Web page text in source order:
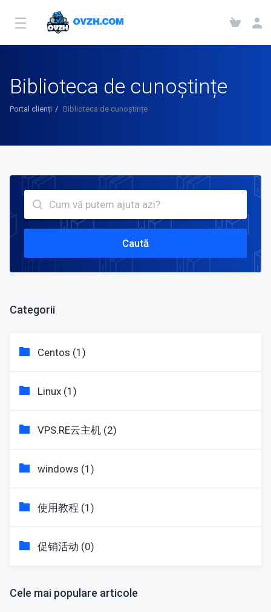
Biblioteca de cunoștințe
Portal clienți Biblioteca de cunoștințe
Caută
Categorii
Centos (1)
Linux (1)
VPS.RE云主机 (2)
windows (1)
使用教程 (1)
促销活动 (0)
Cele mai populare articole